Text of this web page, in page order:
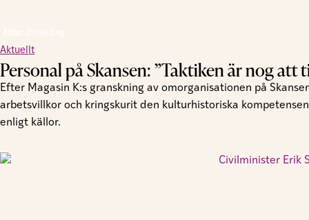
Aktuellt
Personal på Skansen: ”Taktiken är nog att
Efter Magasin K:s granskning av omorganisationen på
arbetsvillkor och kringskurit den kulturhistoriska
enligt källor.